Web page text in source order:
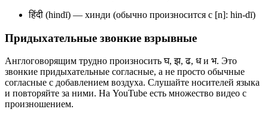
हिंदी (hindī) — хинди (обычно произносится с [n]: hin-dī)
Придыхательные звонкие взрывные
Англоговорящим трудно произносить घ, झ, ढ, ध и भ. Это
звонкие придыхательные согласные, а не просто обычные
согласные с добавлением воздуха. Слушайте носителей языка
и повторяйте за ними. На YouTube есть множество видео с
произношением.